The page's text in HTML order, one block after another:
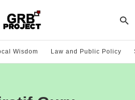
Wisdom Law and Public Policy